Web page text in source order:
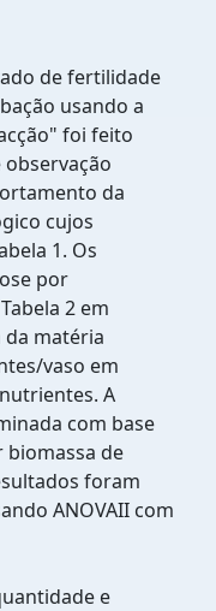
de fertilidade
usando a
foi feito
da
cujos
1. Os
por
2 em
matéria
vaso em
A
com base
de
foram
ANOVAII com
e